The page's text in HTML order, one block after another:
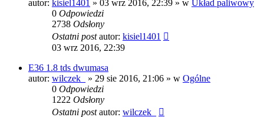
autor: kisiel1401 » 03 wrz 2016, 22:39 » w Układ paliwowy
0 Odpowiedzi
2738 Odsłony
Ostatni postautor: kisiel1401
03 wrz 2016, 22:39
E36 1.8 tds dwumasa
autor: wilczek_ » 29 sie 2016, 21:06 » w Ogólne
0 Odpowiedzi
1222 Odsłony
Ostatni postautor: wilczek_